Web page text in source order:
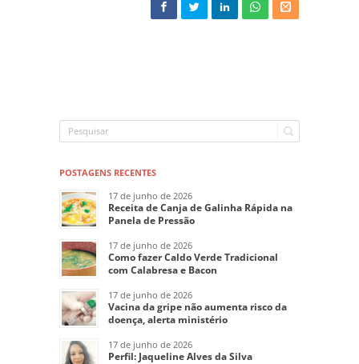
POSTAGENS RECENTES
17 de junho de 2026
Receita de Canja de Galinha Rápida na
Panela de Pressão
17 de junho de 2026
Como fazer Caldo Verde Tradicional
com Calabresa e Bacon
17 de junho de 2026
Vacina da gripe não aumenta risco da
doença, alerta ministério
17 de junho de 2026
Perfil: Jaqueline Alves da Silva